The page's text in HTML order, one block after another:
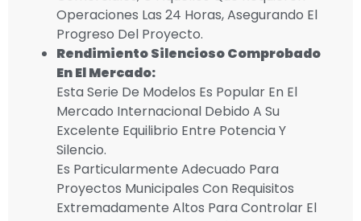
Operaciones Las 24 Horas, Asegurando El
Progreso Del Proyecto.
Rendimiento Silencioso Comprobado
En El Mercado:
Esta Serie De Modelos Es Popular En El
Mercado Internacional Debido A Su
Excelente Equilibrio Entre Potencia Y
Silencio.
Es Particularmente Adecuado Para
Proyectos Municipales Con Requisitos
Extremadamente Altos Para Controlar El